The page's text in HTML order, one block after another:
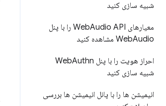
شبیه سازی کنید
معیارهای Web
Audio API را با پنل
WebAudio مشاهده کنید
احراز هویت را با پنل Web Authn
شبیه سازی کنید
انیمیشن ها را با پانل انیمیشن ها بررسی